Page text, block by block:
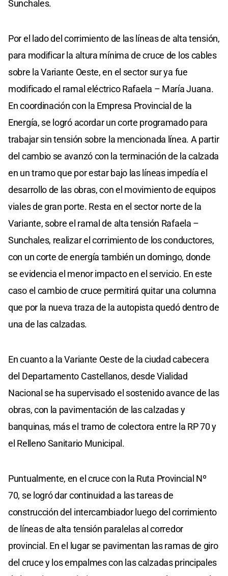
Sunchales.
Por el lado del corrimiento de las líneas de alta tensión,
para modificar la altura mínima de cruce de los cables
sobre la Variante Oeste, en el sector sur ya fue
modificado el ramal eléctrico Rafaela – María Juana.
En coordinación con la Empresa Provincial de la
Energía, se logró acordar un corte programado para
trabajar sin tensión sobre la mencionada línea. A partir
del cambio se avanzó con la terminación de la calzada
en un tramo que por estar bajo las líneas impedía el
desarrollo de las obras, con el movimiento de equipos
viales de gran porte. Resta en el sector norte de la
Variante, sobre el ramal de alta tensión Rafaela –
Sunchales, realizar el corrimiento de los conductores,
con un corte de energía también un domingo, donde
se evidencia el menor impacto en el servicio. En este
caso el cambio de cruce permitirá quitar una columna
que por la nueva traza de la autopista quedó dentro de
una de las calzadas.
En cuanto a la Variante Oeste de la ciudad cabecera
del Departamento Castellanos, desde Vialidad
Nacional se ha supervisado el sostenido avance de las
obras, con la pavimentación de las calzadas y
banquinas, más el tramo de colectora entre la RP 70 y
el Relleno Sanitario Municipal.
Puntualmente, en el cruce con la Ruta Provincial Nº
70, se logró dar continuidad a las tareas de
construcción del intercambiador luego del corrimiento
de líneas de alta tensión paralelas al corredor
provincial. En el lugar se pavimentan las ramas de giro
del cruce y los empalmes con las calzadas principales